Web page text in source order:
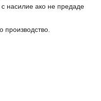
насилие ако не предаде
производство.